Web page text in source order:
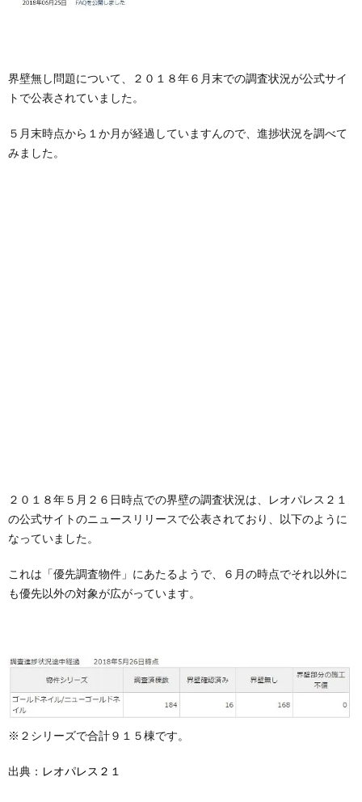
界壁無し問題について、２０１８年６月末での調査状況が公式サイ
トで公表されていました。
５月末時点から１か月が経過していますんので、進捗状況を調べて
みました。
２０１８年５月２６日時点での界壁の調査状況は、レオパレス２１
の公式サイトのニュースリリースで公表されており、以下のように
なっていました。
これは「優先調査物件」にあたるようで、６月の時点でそれ以外に
も優先以外の対象が広がっています。
※２シリーズで合計９１５棟です。
出典： レオパレス２１